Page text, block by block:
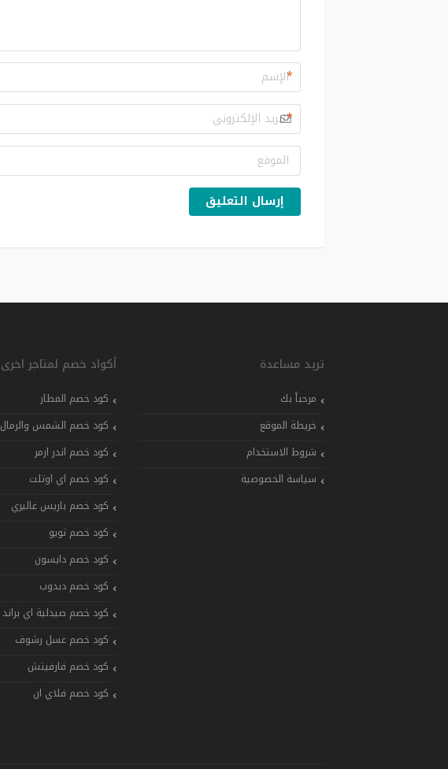
*
*
إرسال التعليق
تريد مساعدة
مرحباً بك
خريطة الموقع
شروط الاستخدام
سياسة الخصوصية
أكواد خصم لمتاجر اخرى
كود خصم المطار
كود خصم الشمس والرمال
كود خصم اندر ارمر
كود خصم اي اوتلت
كود خصم باريس غاليري
كود خصم تويو
كود خصم دايسون
كود خصم دبدوب
كود خصم صيدلية اي براند
كود خصم عسل رشوف
كود خصم فارفيتش
كود خصم فلاي ان